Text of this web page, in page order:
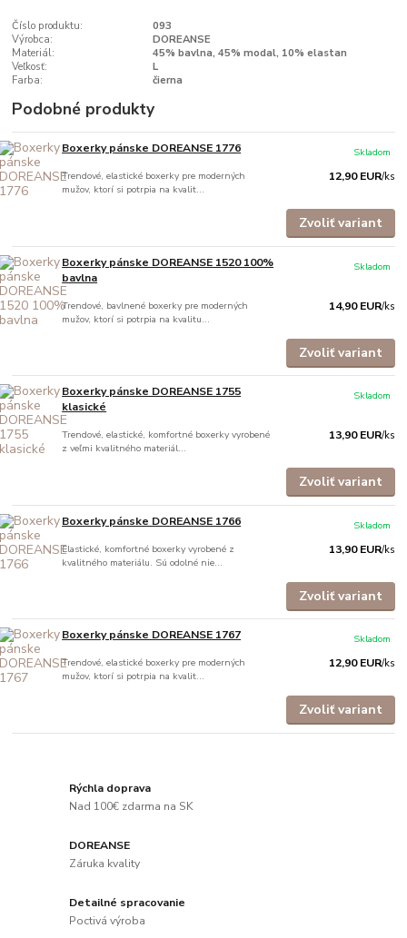
Číslo produktu:
093
Výrobca:
DOREANSE
Materiál:
45% bavlna, 45% modal, 10% elastan
Veľkosť:
L
Farba:
čierna
Podobné produkty
Boxerky pánske DOREANSE 1776
Trendové, elastické boxerky pre moderných
mužov, ktorí si potrpia na kvalit...
12,90 EUR/ks
Skladom
Zvoliť variant
Boxerky pánske DOREANSE 1520 100%
bavlna
Trendové, bavlnené boxerky pre moderných
mužov, ktorí si potrpia na kvalitu...
14,90 EUR/ks
Skladom
Zvoliť variant
Boxerky pánske DOREANSE 1755
klasické
Trendové, elastické, komfortné boxerky vyrobené
z veľmi kvalitného materiál...
13,90 EUR/ks
Skladom
Zvoliť variant
Boxerky pánske DOREANSE 1766
Elastické, komfortné boxerky vyrobené z
kvalitného materiálu. Sú odolné nie...
13,90 EUR/ks
Skladom
Zvoliť variant
Boxerky pánske DOREANSE 1767
Trendové, elastické boxerky pre moderných
mužov, ktorí si potrpia na kvalit...
12,90 EUR/ks
Skladom
Zvoliť variant
Rýchla doprava
Nad 100€ zdarma na SK
DOREANSE
Záruka kvality
Detailné spracovanie
Poctivá výroba